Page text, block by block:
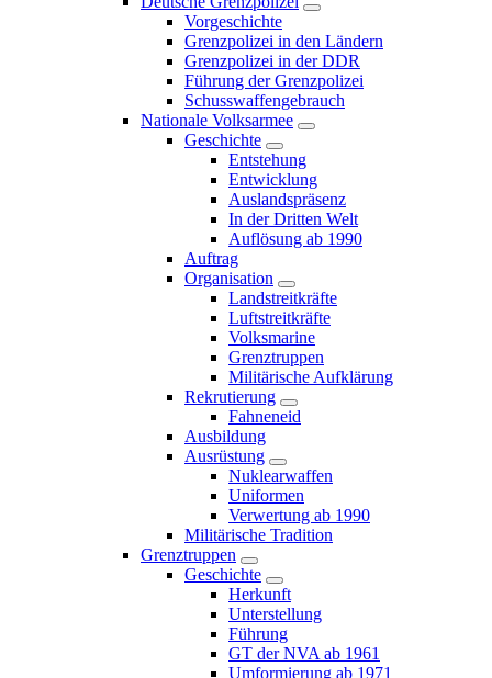
Vorgeschichte
Grenzpolizei in den Ländern
Grenzpolizei in der DDR
Führung der Grenzpolizei
Schusswaffengebrauch
Nationale Volksarmee
Geschichte
Entstehung
Entwicklung
Auslandspräsenz
In der Dritten Welt
Auflösung ab 1990
Auftrag
Organisation
Landstreitkräfte
Luftstreitkräfte
Volksmarine
Grenztruppen
Militärische Aufklärung
Rekrutierung
Fahneneid
Ausbildung
Ausrüstung
Nuklearwaffen
Uniformen
Verwertung ab 1990
Militärische Tradition
Grenztruppen
Geschichte
Herkunft
Unterstellung
Führung
GT der NVA ab 1961
Umformierung ab 1971